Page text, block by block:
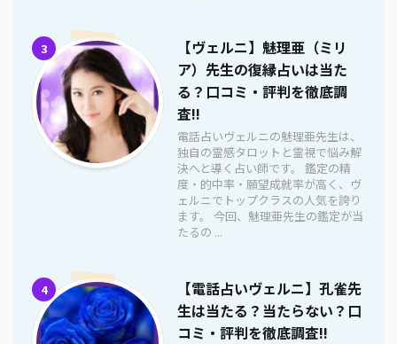
3
【ヴェルニ】魅理亜（ミリ
ア）先生の復縁占いは当た
る？口コミ・評判を徹底調
査!!
電話占いヴェルニの魅理亜先生は、
独自の霊感タロットと霊視で悩み解
決へと導く占い師です。 鑑定の精
度・的中率・願望成就率が高く、ヴ
ェルニでトップクラスの人気を誇り
ます。 今回、魅理亜先生の鑑定が当
たるの ...
4
【電話占いヴェルニ】孔雀先
生は当たる？当たらない？口
コミ・評判を徹底調査!!